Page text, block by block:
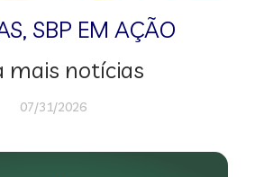
, SBP EM AÇÃO
mais notícias
07/31/2026